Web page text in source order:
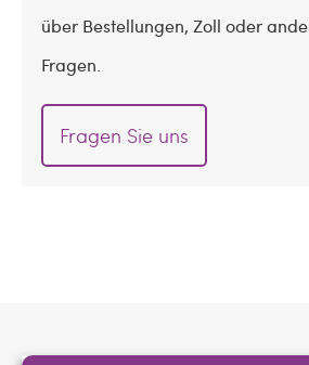
über Bestellungen, Zoll oder
Fragen.
Fragen Sie uns